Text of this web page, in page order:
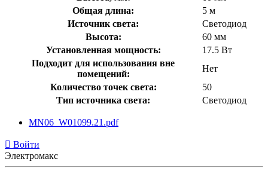
Общая длина:
5 м
Источник света:
Светодиод
Высота:
60 мм
Установленная мощность:
17.5 Вт
Подходит для использования вне
помещений:
Нет
Количество точек света:
50
Тип источника света:
Светодиод
MN06_W01099.21.pdf
Войти
Электромакс